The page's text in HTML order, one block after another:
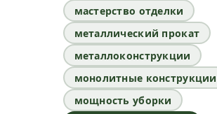
мастерство отделки
металлический прокат
металлоконструкции
монолитные конструкции
мощность уборки